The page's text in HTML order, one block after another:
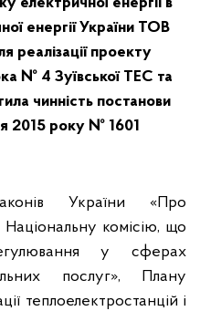
енергії України ТОВ
реалізації проекту
№ 4 Зуївської ТЕС та
чинність постанови
2015 року № 1601
України «Про
комісію, що
у сферах
послуг», Плану
теплоелектростанцій і